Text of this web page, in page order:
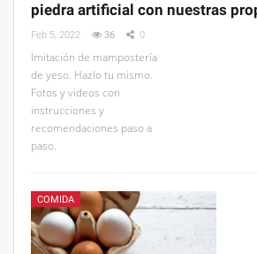
piedra artificial con nuestras
Feb 5, 2022 36 0
Imitación de mampostería
de yeso. Hazlo tu mismo.
Fotos y videos con
instrucciones y
recomendaciones paso a
paso.
COMIDA